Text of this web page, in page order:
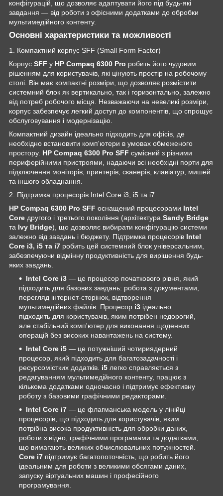
конфігурацій, що дозволяє адаптувати його під будь-які
завдання — від роботи з офісними додатками до обробки
мультимедійного контенту.
Основні характеристики та можливості
1. Компактний корпус SFF (Small Form Factor)
Корпус SFF у HP Compaq 6300 Pro робить його чудовим
рішенням для користувачів, які цінують простір на робочому
столі. Він має компактні розміри, що дозволяє розмістити
системний блок як вертикально, так і горизонтально, залежно
від потреб робочого місця. Незважаючи на невеликі розміри,
корпус забезпечує легкий доступ до компонентів, що спрощує
обслуговування і модернізацію.
Компактний дизайн ідеально підходить для офісів, де
необхідно встановити комп'ютери в умовах обмеженого
простору. HP Compaq 6300 Pro SFF сумісний з різними
периферійними пристроями, надаючи всі необхідні порти для
підключення моніторів, принтерів, сканерів, клавіатур, мишей
та іншого обладнання.
2. Підтримка процесорів Intel Core i3, i5 та i7
HP Compaq 6300 Pro SFF оснащений процесорами Intel
Core другого і третього покоління (архітектура Sandy Bridge
та Ivy Bridge), що дозволяє вибирати конфігурацію системи
залежно від завдань і бюджету. Підтримка процесорів Intel
Core i3, i5 та i7 робить цей системний блок універсальним,
забезпечуючи відмінну продуктивність для вирішення будь-
яких завдань.
Intel Core i3 — це процесор початкового рівня, який
підходить для базових завдань: робота з документами,
перегляд інтернет-сторінок, відтворення
мультимедійних файлів. Процесор i3 ідеально
підходить для користувачів, яким потрібен недорогий,
але стабільний комп'ютер для виконання щоденних
операцій без високих навантажень на систему.
Intel Core i5 — це потужніший чотириядерний
процесор, який підходить для багатозадачності і
ресурсомістких додатків. i5 легко справляється з
редагуванням мультимедійного контенту, працює з
кількома додатками одночасно і підтримує ефективну
роботу з базовими графічними редакторами.
Intel Core i7 — це флагманська модель у лінійці
процесорів, що підходить для користувачів, яким
потрібна висока продуктивність для обробки даних,
роботи з відео, графічними програмами та додатками,
що вимагають великих обчислювальних потужностей.
Core i7 підтримує багатопоточність, що робить його
ідеальним для роботи з великими обсягами даних,
запуску віртуальних машин і професійного
програмування.